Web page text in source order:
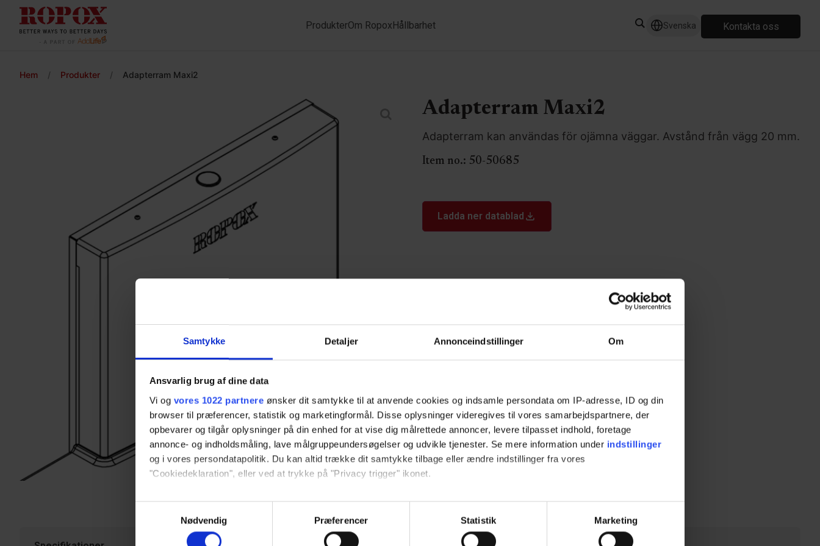
Samtykke Detaljer Annonceindstillinger Om
Ansvarlig brug af dine data
Vi og vores 1022 partnere ønsker dit samtykke til at anvende cookies og indsamle persondata om IP-adresse, ID og din
browser til præferencer, statistik og marketingformål. Disse oplysninger videregives til vores samarbejdspartnere, der
opbevarer og tilgår oplysninger på din enhed for at vise dig målrettede annoncer, levere tilpasset indhold, foretage
annonce- og indholdsmåling, lave målgruppeundersøgelser og udvikle tjenester. Se mere information under indstillinger
og i vores persondatapolitik. Du kan altid trække dit samtykke tilbage eller ændre indstillinger fra vores
"Cookiedeklaration", eller ved at trykke på "Privacy trigger" ikonet.
Hvis du tillader det, vil vi også gerne:
Indsamle præcise oplysninger om din placering, der kan være nøjagtig inden for få meter
Identificere din enhed baseret på en scanning af dens unikke karakteristika (fingerprinting)
Nødvendig
Præferencer Statistik Marketing
ProdukterOm RopoxHållbarhet Svenska Kontakta oss
Hem / Produkter / Adapterram Maxi2
Adapterram Maxi2
Adapterram kan användas för ojämna väggar. Avstånd från vägg 20 mm.
Item no.: 50-50685
Ladda ner datablad